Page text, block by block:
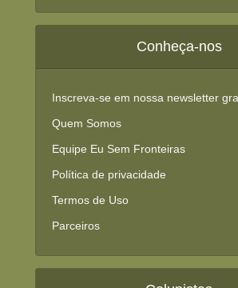
Conheça-nos
Inscreva-se em nossa newsletter
Quem Somos
Equipe Eu Sem Fronteiras
Política de privacidade
Termos de Uso
Parceiros